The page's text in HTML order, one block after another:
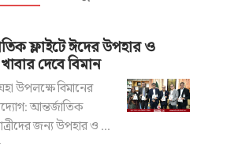
ফ্লাইটে ঈদের উপহার ও
দেবে বিমান
উপলক্ষে বিমানের
আন্তর্জাতিক
জন্য উপহার ও ...